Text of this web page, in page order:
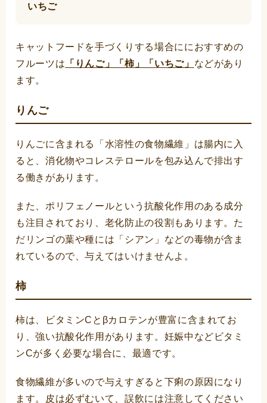
いちご
キャットフードを手づくりする場合ににおすすめの
フルーツは 「りんご」「柿」「いちご」 などがあり
ます。
りんご
りんごに含まれる「水溶性の食物繊維」は腸内に入
ると、消化物やコレステロールを包み込んで排出す
る働きがあります。
また、ポリフェノールという抗酸化作用のある成分
も注目されており、老化防止の役割もあります。た
だリンゴの葉や種には「シアン」などの毒物が含ま
れているので、与えてはいけませんよ。
柿
柿は、ビタミンCとβカロテンが豊富に含まれてお
り、強い抗酸化作用があります。妊娠中などビタミ
ンCが多く必要な場合に、最適です。
食物繊維が多いので与えすぎると下痢の原因になり
ます。皮は必ずむいて、誤飲には注意してください